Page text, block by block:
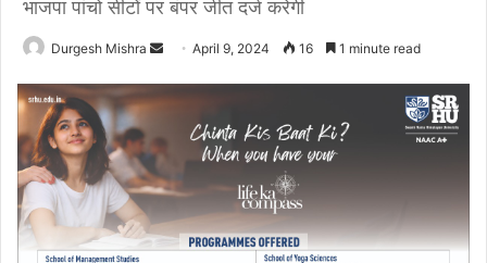
भाजपा पांचो सीटों पर बंपर जीत दर्ज करेगी
Durgesh Mishra
Send
email
April 9, 2024 16 1 minute read